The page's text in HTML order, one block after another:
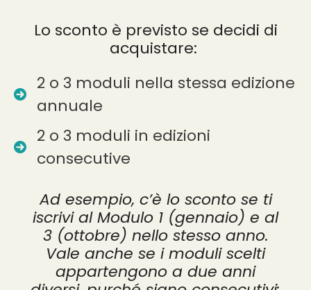
Lo sconto è previsto se decidi di
acquistare:
2 o 3 moduli nella stessa edizione
annuale
2 o 3 moduli in edizioni
consecutive
Ad esempio, c’è lo sconto se ti
iscrivi al Modulo 1 (gennaio) e al
3 (ottobre) nello stesso anno.
Vale anche se i moduli scelti
appartengono a due anni